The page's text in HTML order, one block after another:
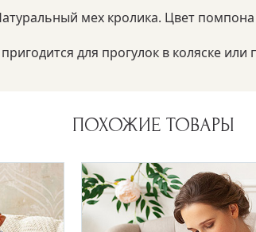
мех кролика. Цвет помпона
для прогулок в коляске
ПОХОЖИЕ ТОВАРЫ